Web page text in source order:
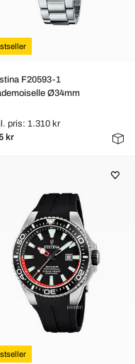
F20593-1
Ø34mm
pris: 1.310 kr
kr